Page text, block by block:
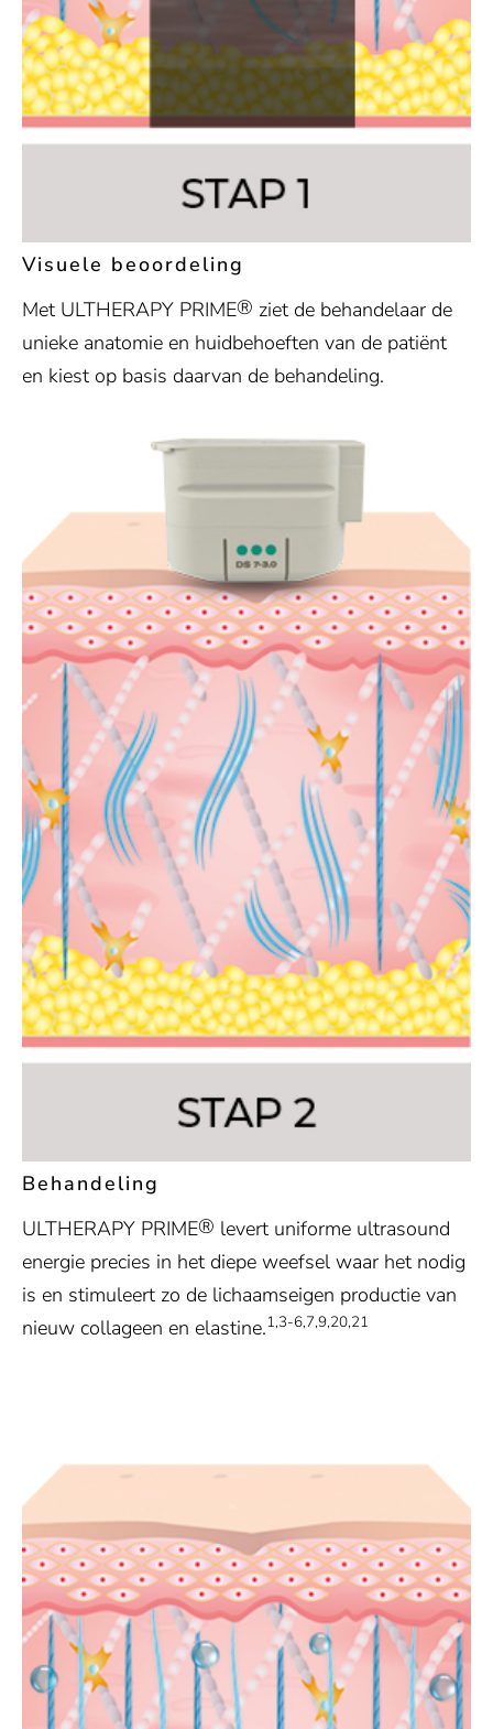
Visuele beoordeling
Met ULTHERAPY PRIME® ziet de behandelaar de
unieke anatomie en huidbehoeften van de patiënt
en kiest op basis daarvan de behandeling.
Behandeling
ULTHERAPY PRIME® levert uniforme ultrasound
energie precies in het diepe weefsel waar het nodig
is en stimuleert zo de lichaamseigen productie van
nieuw collageen en elastine.1,3-6,7,9,20,21